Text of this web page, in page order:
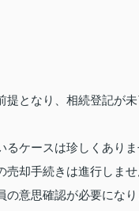
となり、相続登記が
ケースは珍しくありま
却手続きは進行しませ
意思確認が必要になり